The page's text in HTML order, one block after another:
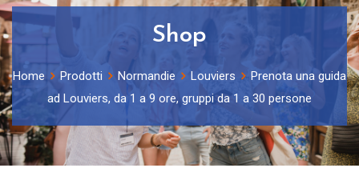
Shop
Home Prodotti Normandie Louviers
Prenota una guida
ad Louviers, da 1 a 9 ore, gruppi da 1 a 30 persone